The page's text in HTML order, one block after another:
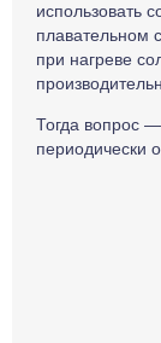
использовать
плавательном
при нагреве
Тогда вопрос
периодически